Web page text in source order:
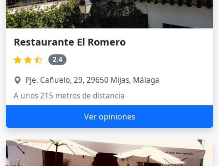
Restaurante El Romero
2.4
Pje. Cañuelo, 29, 29650 Mijas, Málaga
A unos 215 metros de distancia
Ver opiniones